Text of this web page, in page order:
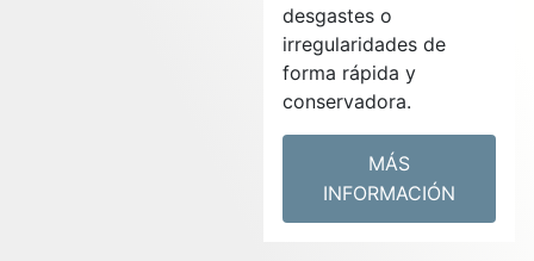
desgastes o
irregularidades de
forma rápida y
conservadora.
MÁS
INFORMACIÓN